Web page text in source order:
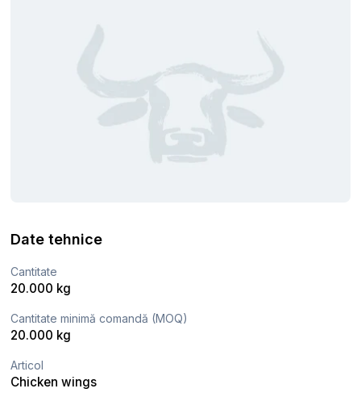
Date tehnice
Cantitate
20.000 kg
Cantitate minimă comandă (MOQ)
20.000 kg
Articol
Chicken wings